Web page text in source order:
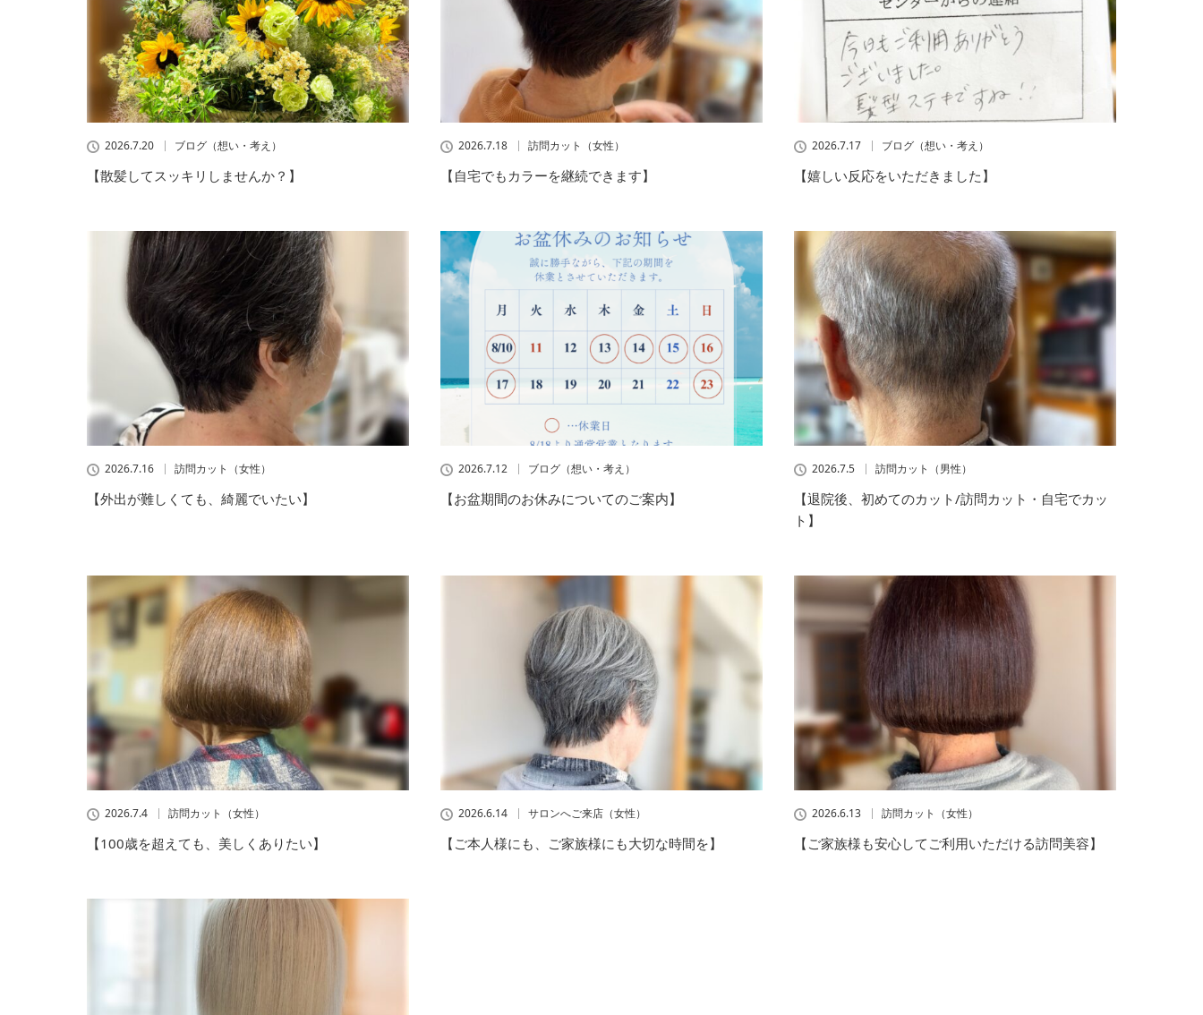
2026.7.20 ブログ（想い・考え）
【散髪してスッキリしませんか？】
2026.7.18 訪問カット（女性）
【自宅でもカラーを継続できます】
2026.7.17 ブログ（想い・考え）
【嬉しい反応をいただきました】
2026.7.16 訪問カット（女性）
【外出が難しくても、綺麗でいたい】
2026.7.12 ブログ（想い・考え）
【お盆期間のお休みについてのご案内】
2026.7.5 訪問カット（男性）
【退院後、初めてのカット/訪問カット・自宅でカッ
ト】
2026.7.4 訪問カット（女性）
【100歳を超えても、美しくありたい】
2026.6.14 サロンへご来店（女性）
【ご本人様にも、ご家族様にも大切な時間を】
2026.6.13 訪問カット（女性）
【ご家族様も安心してご利用いただける訪問美容】